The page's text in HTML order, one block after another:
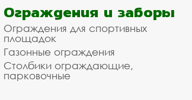
Ограждения и заборы
Ограждения для спортивных
площадок
Газонные ограждения
Столбики ограждающие,
парковочные